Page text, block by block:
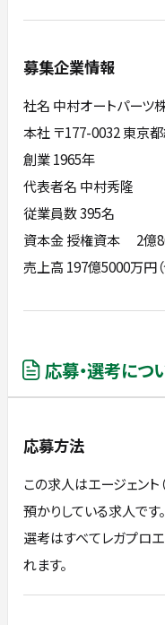
募集企業情報
社名 中村オートパーツ
本社 〒177-0032 東京
創業 1965年
代表者名 中村秀隆
従業員数 395名
資本金 授権資本 2億
売上高 197億5000万円
応募・選考につ
応募方法
この求人はエージェント
預かりしている求人です。
選考はすべてレガプロ
れます。